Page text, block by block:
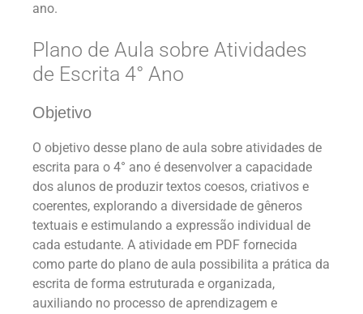
ano.
Plano de Aula sobre Atividades
de Escrita 4° Ano
Objetivo
O objetivo desse plano de aula sobre atividades de
escrita para o 4° ano é desenvolver a capacidade
dos alunos de produzir textos coesos, criativos e
coerentes, explorando a diversidade de gêneros
textuais e estimulando a expressão individual de
cada estudante. A atividade em PDF fornecida
como parte do plano de aula possibilita a prática da
escrita de forma estruturada e organizada,
auxiliando no processo de aprendizagem e